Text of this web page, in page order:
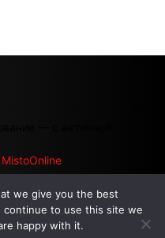
— с активной
| РЕКЛАМА НА САЙТЕ
we give you the best
to use this site we
happy with it.